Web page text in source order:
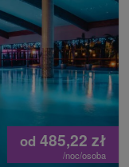
od 485,22 zł
/noc/osoba